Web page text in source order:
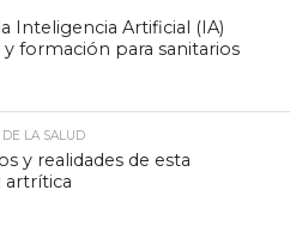
Inteligencia Artificial (IA)
formación para sanitarios
DE LA SALUD
y realidades de esta
artrítica